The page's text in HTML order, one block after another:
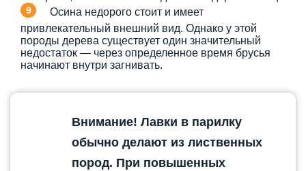
Осина недорого стоит и имеет
привлекательный внешний вид. Однако у этой
породы дерева существует один значительный
недостаток — через определенное время брусья
начинают внутри загнивать.
Внимание! Лавки в парилку
обычно делают из лиственных
пород. При повышенных